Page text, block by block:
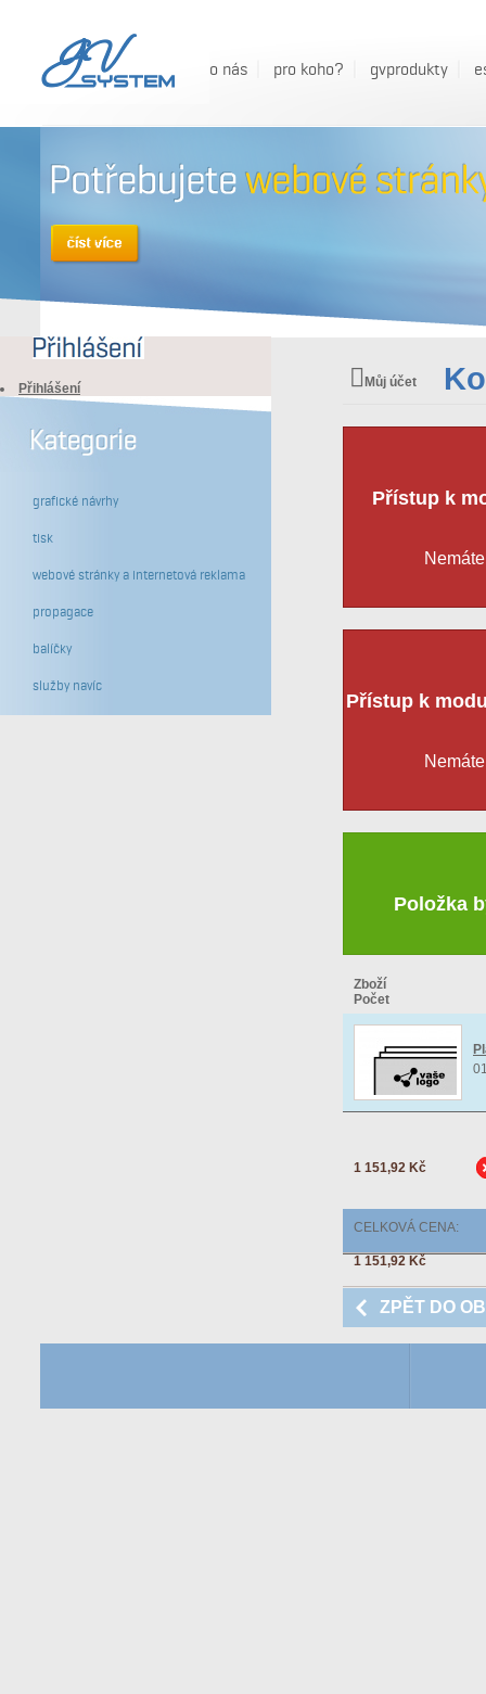
o nás pro koho? gvprodukty
Můj účet
Přístup k
Přístup k
Položka
Zboží
Počet
1 151,92 Kč
CELKOVÁ CENA:
1 151,92 Kč
ZPĚT DO
Přihlášení
grafické návrhy
tisk
webové stránky a internetová reklama
propagace
balíčky
služby navíc